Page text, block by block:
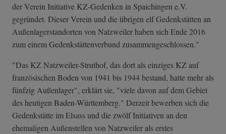
der Verein Initiative KZ-Gedenken in Spaichingen e.V.
gegründet. Dieser Verein und die übrigen elf Gedenkstätten an
Außenlagerstandorten von Natzweiler haben sich Ende 2016
zum einem Gedenkstättenverbund zusammengeschlossen."
"Das KZ Natzweiler-Struthof, das dort als einziges KZ auf
französischen Boden von 1941 bis 1944 bestand, hatte mehr als
fünfzig Außenlager", erklärt sie, "viele davon auf dem Gebiet
des heutigen Baden-Württemberg." Derzeit bewerben sich die
Gedenkstätte im Elsass und die zwölf Initiativen an den
ehemaligen Außenstellen von Natzweiler als erstes